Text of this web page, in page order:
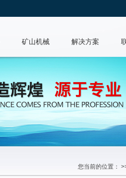
矿山机械 解决方案
您当前的位置：